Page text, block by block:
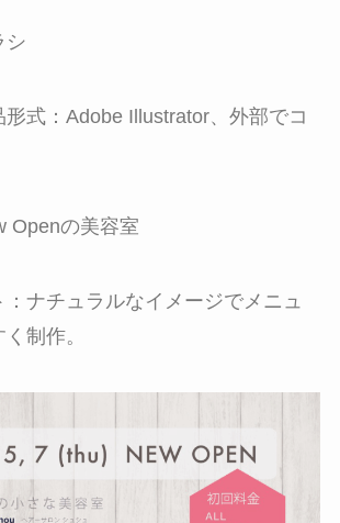
シ
式：Adobe Illustrator、外部でコ
Openの美容室
ナチュラルなイメージでメニュ
制作。